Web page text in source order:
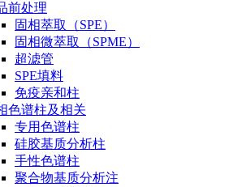
前处理
固相萃取（SPE）
固相微萃取（SPME）
超滤管
SPE填料
免疫亲和柱
色谱柱及相关
专用色谱柱
硅胶基质分析柱
手性色谱柱
聚合物基质分析注